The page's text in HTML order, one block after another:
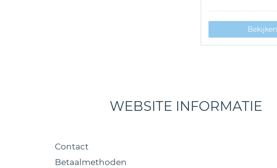
Bekijken
WEBSITE INFORMATIE
Contact
Betaalmethoden